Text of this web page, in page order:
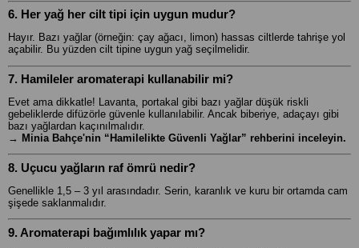
6. Her yağ her cilt tipi için uygun mudur?
Hayır. Bazı yağlar (örneğin: çay ağacı, limon) hassas ciltlerde tahrişe yol
açabilir. Bu yüzden cilt tipine uygun yağ seçilmelidir.
7. Hamileler aromaterapi kullanabilir mi?
Evet ama dikkatle! Lavanta, portakal gibi bazı yağlar düşük riskli
gebeliklerde difüzörle güvenle kullanılabilir. Ancak biberiye, adaçayı gibi
bazı yağlardan kaçınılmalıdır.
→ Minia Bahçe'nin “Hamilelikte Güvenli Yağlar” rehberini inceleyin.
8. Uçucu yağların raf ömrü nedir?
Genellikle 1,5 – 3 yıl arasındadır. Serin, karanlık ve kuru bir ortamda cam
şişede saklanmalıdır.
9. Aromaterapi bağımlılık yapar mı?